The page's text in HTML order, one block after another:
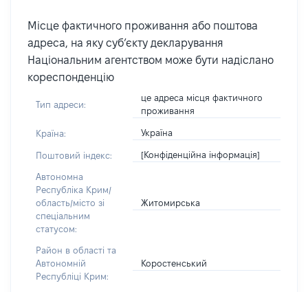
Місце фактичного проживання або поштова
адреса, на яку суб’єкту декларування
Національним агентством може бути надіслано
кореспонденцію
Тип адреси:
це адреса місця фактичного
проживання
Країна: Україна
Поштовий індекс: [Конфіденційна інформація]
Автономна
Республіка Крим/
область/місто зі
спеціальним
статусом:
Житомирська
Район в області та
Автономній
Республіці Крим:
Коростенський